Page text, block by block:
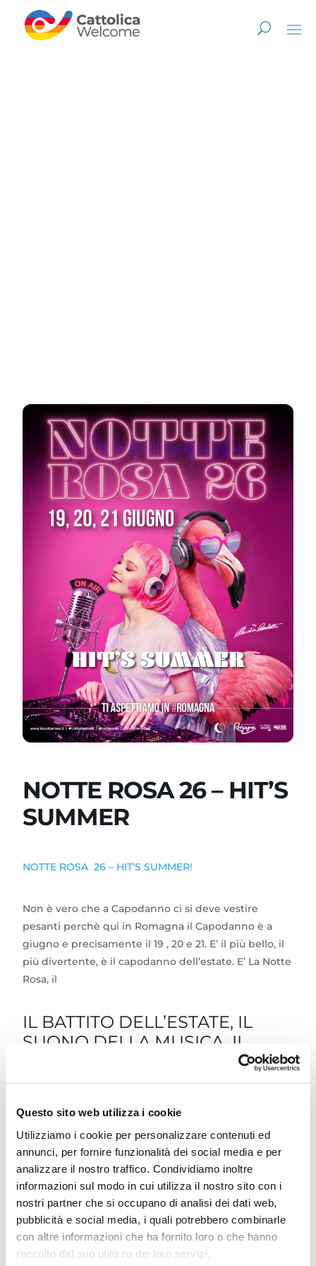
Questo sito web utilizza i cookie
Utilizziamo i cookie per personalizzare contenuti ed
annunci, per fornire funzionalità dei social media e per
analizzare il nostro traffico. Condividiamo inoltre
informazioni sul modo in cui utilizza il nostro sito con i
nostri partner che si occupano di analisi dei dati web,
pubblicità e social media, i quali potrebbero combinarle
con altre informazioni che ha fornito loro o che hanno
raccolto dal suo utilizzo dei loro servizi.
NOTTE ROSA 26 – HIT’S
SUMMER
NOTTE ROSA 26 – HIT’S SUMMER!
Non è vero che a Capodanno ci si deve vestire
pesanti perchè qui in Romagna il Capodanno è a
giugno e precisamente il 19 , 20 e 21. E’ il più bello, il
più divertente, è il capodanno dell’estate. E’ La Notte
Rosa, il
IL BATTITO DELL’ESTATE, IL
SUONO DELLA MUSICA, IL
dell’allegria. Un lungo weekend di festa in ogni
angolo della Romagna si trasforma in un immenso
palco a cielo aperto: spiagge dorate, borghi
autentici, luoghi iconici e piazze si animano con
concerti, spettacoli, performance per tutti.
Un’esperienza totale che ti coinvolgerà. Spettacoli,
concerti, performance, e tutta una lunghissima serie
di appuntamenti segneranno il weekend più lungo
dell’anno. Ci sarà solo l’imbarazzo della scelta.